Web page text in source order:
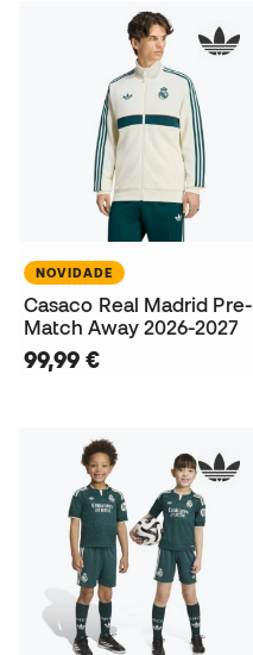
NOVIDADE
Casaco Real Madrid Pre-
Match Away 2026-2027
99,99 €